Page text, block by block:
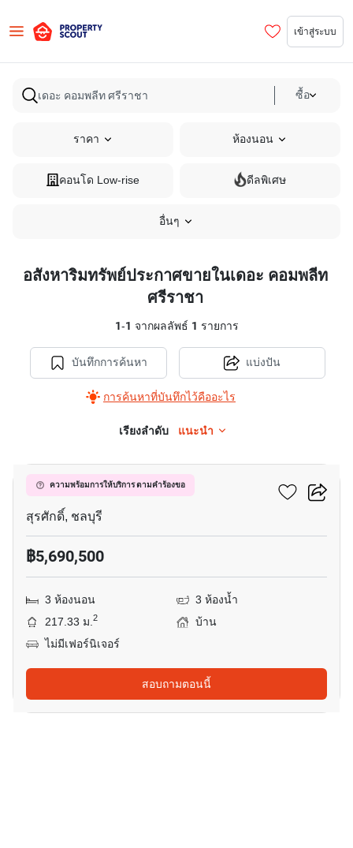
เข้าสู่ระบบ
ซื้อ
ราคา ห้องนอน
คอนโด Low-rise ดีลพิเศษ
อื่นๆ
อสังหาริมทรัพย์ประกาศขายในเดอะ คอมพลีท
ศรีราชา
1-1 จากผลลัพธ์ 1 รายการ
บันทึกการค้นหา
การค้นหาที่บันทึกไว้คืออะไร
แบ่งปัน
เรียงลำดับ แนะนำ
ความพร้อมการให้บริการ ตามคำร้องขอ
เดอะ คอมพลีท ศรีราชา
สุรศักดิ์, ชลบุรี
฿5,690,500
3 ห้องนอน
3 ห้องน้ำ
217.33 ม.2
บ้าน
ไม่มีเฟอร์นิเจอร์
สอบถามตอนนี้